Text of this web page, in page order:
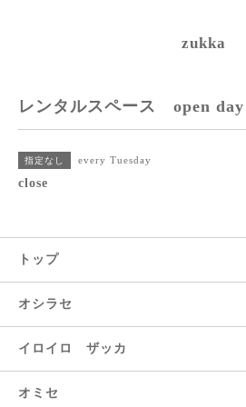
zukka
レンタルスペース open day
指定なし every Tuesday
close
トップ
オシラセ
イロイロ ザッカ
オミセ